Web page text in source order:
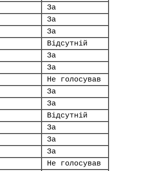
За
За
За
Відсутній
За
За
Не голосував
За
За
Відсутній
За
За
За
Не голосував